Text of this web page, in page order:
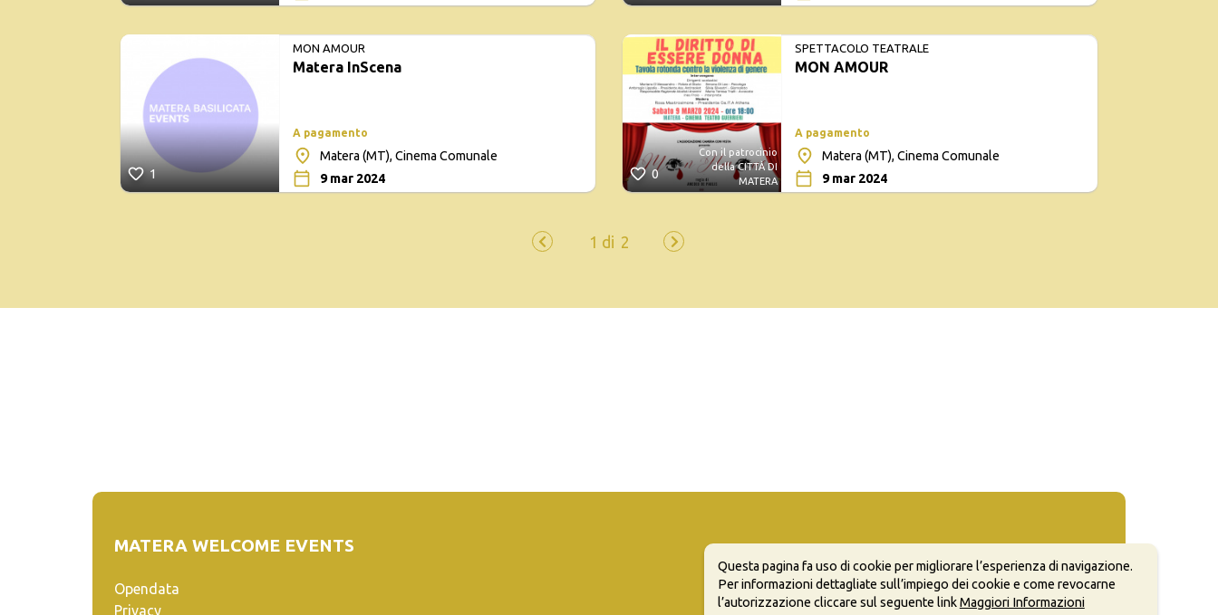
1
MON AMOUR
Matera InScena
A pagamento
Matera (MT), Cinema Comunale
9 mar 2024
0
Con il patrocinio
della CITTÀ DI
MATERA
SPETTACOLO TEATRALE
MON AMOUR
A pagamento
Matera (MT), Cinema Comunale
9 mar 2024
MATERA WELCOME EVENTS
Opendata
Privacy
Questa pagina fa uso di cookie per migliorare l’esperienza di navigazione.
Per informazioni dettagliate sull’impiego dei cookie e come revocarne
l’autorizzazione cliccare sul seguente linkMaggiori Informazioni